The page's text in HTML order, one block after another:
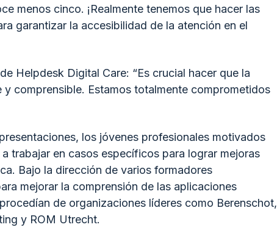
menos cinco. ¡Realmente tenemos que hacer las
garantizar la accesibilidad de la atención en el
Helpdesk Digital Care: “Es crucial hacer que la
comprensible. Estamos totalmente comprometidos
los jóvenes profesionales motivados
trabajar en casos específicos para lograr mejoras
Bajo la dirección de varios formadores
mejorar la comprensión de las aplicaciones
de organizaciones líderes como Berenschot,
y ROM Utrecht.